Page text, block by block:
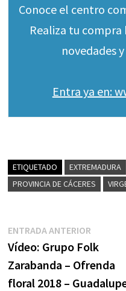
Conoce el centro
Realiza tu
novedades
Entra ya en:
ETIQUETADO EXTREMADURA
PROVINCIA DE CÁCERES
Navegación
de
entradas
ENTRADA ANTERIOREntrada
anterior:
Vídeo: Grupo Folk
Zarabanda – Ofrenda
floral 2018 –